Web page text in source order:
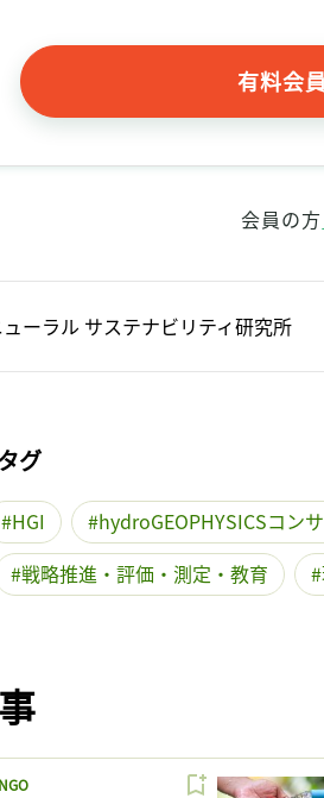
有料会
会員の方
ーラル サステナビリティ研究所
グ
HGI hydroGEOPHYSICSコン
戦略推進・評価・測定・教育